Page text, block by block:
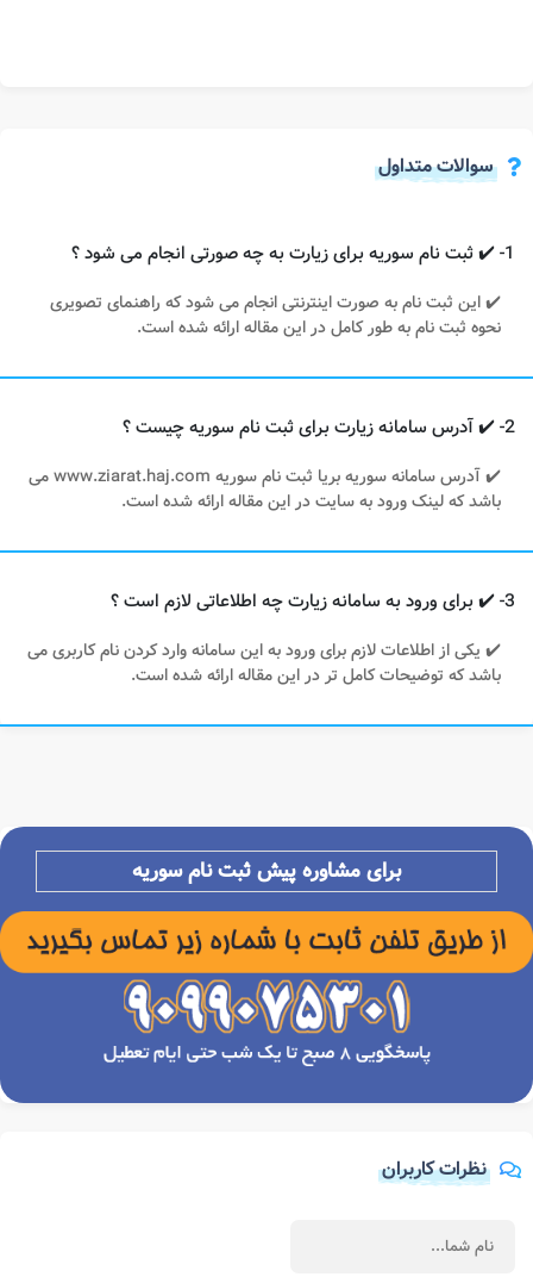
سوالات متداول
1- ✔️ ثبت نام سوریه برای زیارت به چه صورتی انجام می شود ؟
✔️ این ثبت نام به صورت اینترنتی انجام می شود که راهنمای تصویری
نحوه ثبت نام به طور کامل در این مقاله ارائه شده است.
2- ✔️ آدرس سامانه زیارت برای ثبت نام سوریه چیست ؟
✔️ آدرس سامانه سوریه بریا ثبت نام سوریه www.ziarat.haj.com می
باشد که لینک ورود به سایت در این مقاله ارائه شده است.
3- ✔️ برای ورود به سامانه زیارت چه اطلاعاتی لازم است ؟
✔️ یکی از اطلاعات لازم برای ورود به این سامانه وارد کردن نام کاربری می
باشد که توضیحات کامل تر در این مقاله ارائه شده است.
برای مشاوره پیش ثبت نام سوریه
نظرات کاربران